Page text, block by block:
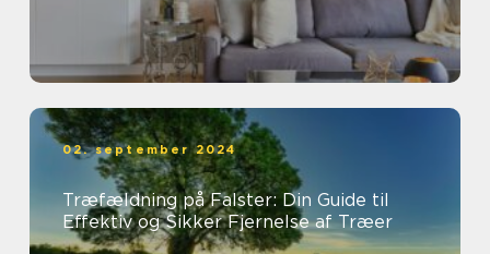
02. september 2024
Træfældning på Falster: Din Guide til
Effektiv og Sikker Fjernelse af Træer